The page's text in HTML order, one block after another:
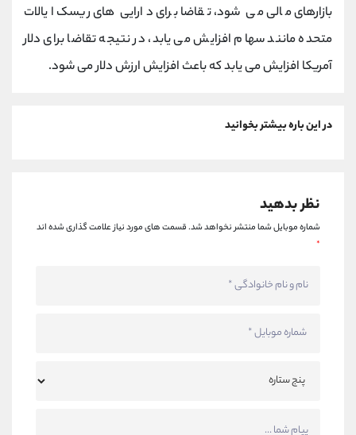
بازارهای مالی می ‌شود، تقاضا برای دارایی ‌های ریسک ایالات
متحده مانند سهام افزایش می ‌یابد، در نتیجه تقاضا برای دلار
آمریکا افزایش می‌ یابد که باعث افزایش ارزش دلار می ‌شود.
در این باره بیشتر بخوانید
نظر بدهید
شماره موبایل شما منتشر نخواهد شد.قسمت های مورد نیاز علامت گذاری شده اند
*